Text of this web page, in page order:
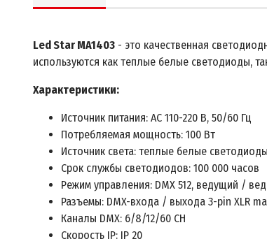
Led Star MA1403 - это качественная
используются как теплые белые светодиоды,
Характеристики:
Источник питания: AC 110-220 В, 50/60 Гц
Потребляемая мощность: 100 Вт
Источник света: теплые белые
Срок службы светодиодов: 100 000 часов
Режим управления: DMX 512, ведущий /
Разъемы: DMX-входа / выхода 3-pin XLR
Каналы DMX: 6/8/12/60 CH
Скорость IP: IP 20